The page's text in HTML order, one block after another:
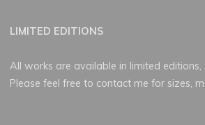
LIMITED EDITIONS
All works are available in limited
Please feel free to contact me for sizes,